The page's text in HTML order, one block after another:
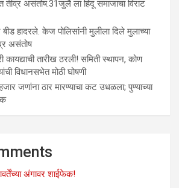
असंतोष.31जुलै ला हिंदू समाजाचा विराट
हादरले. केज पोलिसांनी मुलीला दिले मुलाच्या
असंतोष
कायद्याची तारीख ठरली! समिती स्थापन, कोण
विधानसभेत मोठी घोषणी
जणांना ठार मारण्‍याचा कट उधळला; पुण्‍याच्‍या
अंगावर शाईफेक!